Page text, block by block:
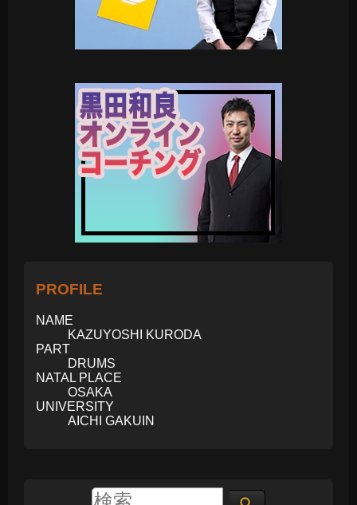
PROFILE
NAME
KAZUYOSHI KURODA
PART
DRUMS
NATAL PLACE
OSAKA
UNIVERSITY
AICHI GAKUIN